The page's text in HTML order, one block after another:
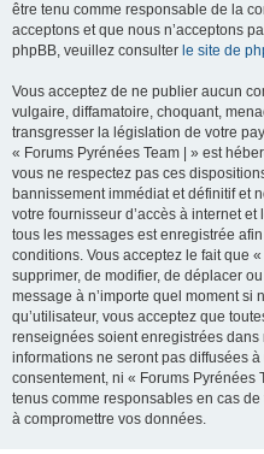
être tenu comme responsable de la
acceptons et que nous n’acceptons
phpBB, veuillez consulter le site de
Vous acceptez de ne publier aucun
vulgaire, diffamatoire, choquant,
transgresser la législation de votre
« Forums Pyrénées Team | » est
vous ne respectez pas ces
bannissement immédiat et définitif et
votre fournisseur d’accès à internet
tous les messages est enregistrée
conditions. Vous acceptez le fait que
supprimer, de modifier, de déplacer
message à n’importe quel moment si
qu’utilisateur, vous acceptez que
renseignées soient enregistrées
informations ne seront pas diffusées
consentement, ni « Forums Pyrénées
tenus comme responsables en cas
à compromettre vos données.